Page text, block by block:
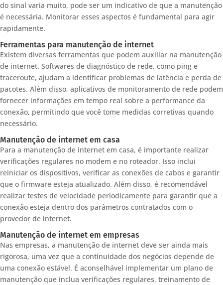
do sinal varia muito, pode ser um indicativo de que a manutenção
é necessária. Monitorar esses aspectos é fundamental para agir
rapidamente.
Ferramentas para manutenção de internet
Existem diversas ferramentas que podem auxiliar na manutenção
de internet. Softwares de diagnóstico de rede, como ping e
traceroute, ajudam a identificar problemas de latência e perda de
pacotes. Além disso, aplicativos de monitoramento de rede podem
fornecer informações em tempo real sobre a performance da
conexão, permitindo que você tome medidas corretivas quando
necessário.
Manutenção de internet em casa
Para a manutenção de internet em casa, é importante realizar
verificações regulares no modem e no roteador. Isso inclui
reiniciar os dispositivos, verificar as conexões de cabos e garantir
que o firmware esteja atualizado. Além disso, é recomendável
realizar testes de velocidade periodicamente para garantir que a
conexão esteja dentro dos parâmetros contratados com o
provedor de internet.
Manutenção de internet em empresas
Nas empresas, a manutenção de internet deve ser ainda mais
rigorosa, uma vez que a continuidade dos negócios depende de
uma conexão estável. É aconselhável implementar um plano de
manutenção que inclua verificações regulares, treinamento de